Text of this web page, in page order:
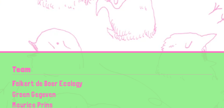
Team
Folkert de Boer Ecology
Groen Gegeven
Maurice Prins